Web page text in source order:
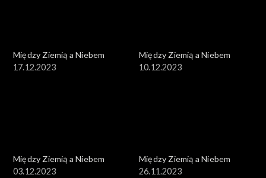
Między Ziemią a Niebem
17.12.2023
Między Ziemią a Niebem
10.12.2023
Między Ziemią a Niebem
03.12.2023
Między Ziemią a Niebem
26.11.2023